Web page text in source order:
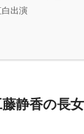
出演
静香の長